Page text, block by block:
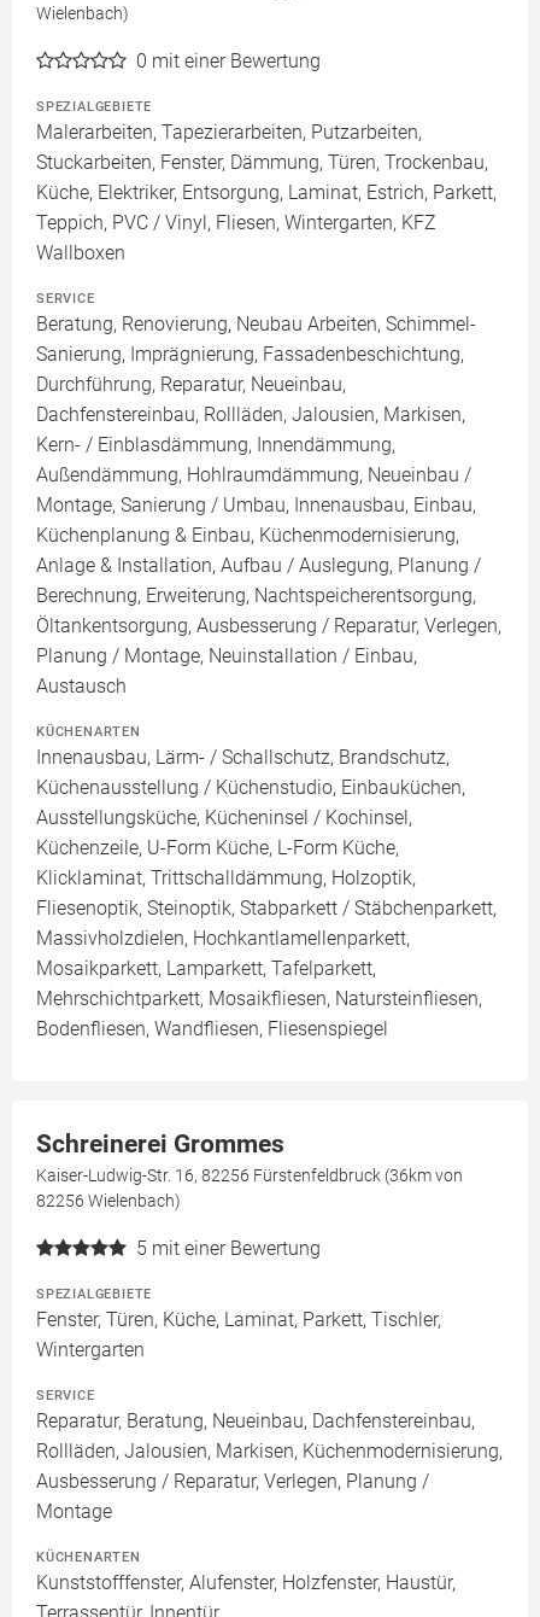
Wielenbach)
0 mit einer Bewertung
SPEZIALGEBIETE
Malerarbeiten, Tapezierarbeiten, Putzarbeiten,
Stuckarbeiten, Fenster, Dämmung, Türen, Trockenbau,
Küche, Elektriker, Entsorgung, Laminat, Estrich, Parkett,
Teppich, PVC / Vinyl, Fliesen, Wintergarten, KFZ
Wallboxen
SERVICE
Beratung, Renovierung, Neubau Arbeiten, Schimmel-
Sanierung, Imprägnierung, Fassadenbeschichtung,
Durchführung, Reparatur, Neueinbau,
Dachfenstereinbau, Rollläden, Jalousien, Markisen,
Kern- / Einblasdämmung, Innendämmung,
Außendämmung, Hohlraumdämmung, Neueinbau /
Montage, Sanierung / Umbau, Innenausbau, Einbau,
Küchenplanung & Einbau, Küchenmodernisierung,
Anlage & Installation, Aufbau / Auslegung, Planung /
Berechnung, Erweiterung, Nachtspeicherentsorgung,
Öltankentsorgung, Ausbesserung / Reparatur, Verlegen,
Planung / Montage, Neuinstallation / Einbau,
Austausch
KÜCHENARTEN
Innenausbau, Lärm- / Schallschutz, Brandschutz,
Küchenausstellung / Küchenstudio, Einbauküchen,
Ausstellungsküche, Kücheninsel / Kochinsel,
Küchenzeile, U-Form Küche, L-Form Küche,
Klicklaminat, Trittschalldämmung, Holzoptik,
Fliesenoptik, Steinoptik, Stabparkett / Stäbchenparkett,
Massivholzdielen, Hochkantlamellenparkett,
Mosaikparkett, Lamparkett, Tafelparkett,
Mehrschichtparkett, Mosaikfliesen, Natursteinfliesen,
Bodenfliesen, Wandfliesen, Fliesenspiegel
Schreinerei Grommes
Kaiser-Ludwig-Str. 16, 82256 Fürstenfeldbruck (36km von
82256 Wielenbach)
5 mit einer Bewertung
SPEZIALGEBIETE
Fenster, Türen, Küche, Laminat, Parkett, Tischler,
Wintergarten
SERVICE
Reparatur, Beratung, Neueinbau, Dachfenstereinbau,
Rollläden, Jalousien, Markisen, Küchenmodernisierung,
Ausbesserung / Reparatur, Verlegen, Planung /
Montage
KÜCHENARTEN
Kunststofffenster, Alufenster, Holzfenster, Haustür,